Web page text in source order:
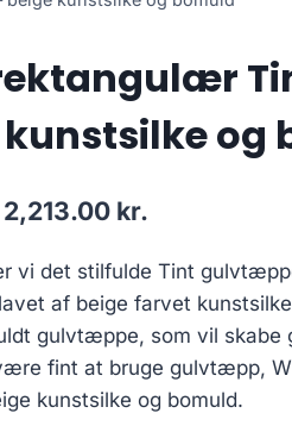
rektangulær
kunstsilke og
2,213.00 kr.
vi det stilfulde Tint
af beige farvet
gulvtæppe, som vil skabe
fint at bruge gulvtæpp,
kunstsilke og bomuld.